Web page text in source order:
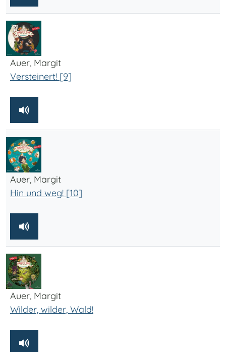
Auer, Margit
Versteinert! [9]
Auer, Margit
Hin und weg! [10]
Auer, Margit
Wilder, wilder, Wald!